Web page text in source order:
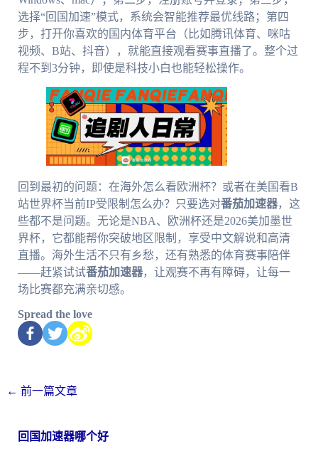
选择“回国加速”模式，系统会智能推荐最优线路；第四
步，打开你喜欢的国内体育平台（比如腾讯体育、咪咕
视频、B站、抖音），就能直接观看赛事直播了。整个过
程不到3分钟，即使是科技小白也能轻松操作。
回到最初的问题：在海外怎么看欧洲杯？或者在美国看B
站世界杯当前IP受限制怎么办？只要选对番茄加速器，这
些都不是问题。无论是NBA、欧洲杯还是2026美加墨世
界杯，它都能帮你突破地区限制，享受中文解说和高清
直播。海外生活不只有乡愁，还有熟悉的体育赛事陪伴
——赶紧试试番茄加速器，让观赛不再有障碍，让每一
场比赛都充满亲切感。
Spread the love
← 前一篇文章
回国加速器哪个好